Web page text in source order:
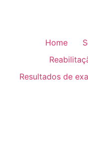
Home
Resultados de